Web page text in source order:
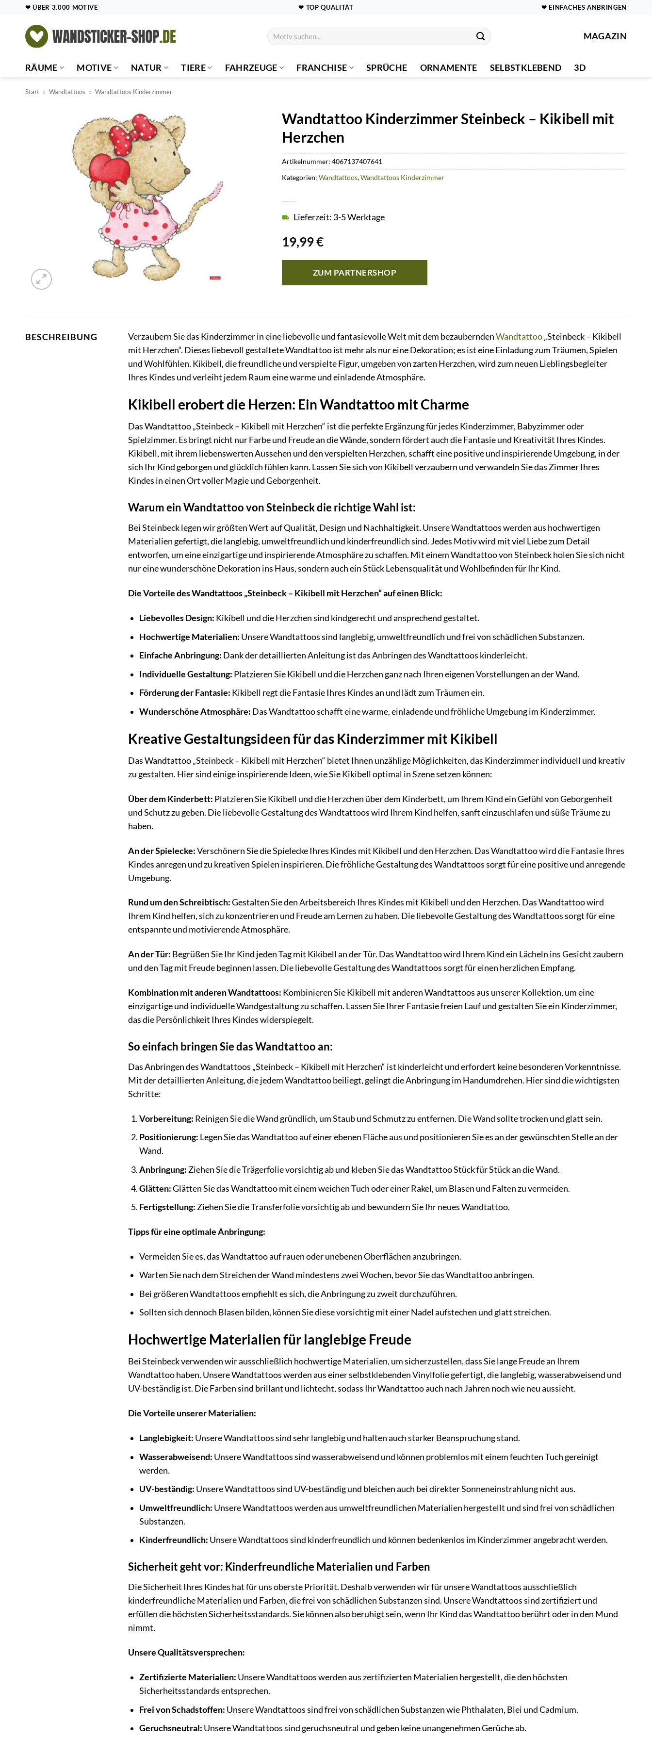
springen
❤ ÜBER 3.000 MOTIVE ❤ TOP QUALITÄT ❤ EINFACHES ANBRINGEN
Suchen
nach:
MAGAZIN
RÄUME MOTIVE NATUR TIERE FAHRZEUGE FRANCHISE SPRÜCHE ORNAMENTE SELBSTKLEBEND 3D
Start » Wandtattoos » Wandtattoos Kinderzimmer
Wandtattoo Kinderzimmer Steinbeck – Kikibell mit
Herzchen
19,99€
Lieferzeit: 3-5 Werktage
ZUM PARTNERSHOP
Artikelnummer:4067137407641
Kategorien:Wandtattoos,Wandtattoos Kinderzimmer
BESCHREIBUNG Verzaubern Sie das Kinderzimmer in eine liebevolle und fantasievolle Welt mit dem bezauberndenWandtattoo„Steinbeck – Kikibell
mit Herzchen“. Dieses liebevoll gestaltete Wandtattoo ist mehr als nur eine Dekoration; es ist eine Einladung zum Träumen, Spielen
und Wohlfühlen. Kikibell, die freundliche und verspielte Figur, umgeben von zarten Herzchen, wird zum neuen Lieblingsbegleiter
Ihres Kindes und verleiht jedem Raum eine warme und einladende Atmosphäre.
Kikibell erobert die Herzen: Ein Wandtattoo mit Charme
Das Wandtattoo „Steinbeck – Kikibell mit Herzchen“ ist die perfekte Ergänzung für jedes Kinderzimmer, Babyzimmer oder
Spielzimmer. Es bringt nicht nur Farbe und Freude an die Wände, sondern fördert auch die Fantasie und Kreativität Ihres Kindes.
Kikibell, mit ihrem liebenswerten Aussehen und den verspielten Herzchen, schafft eine positive und inspirierende Umgebung, in der
sich Ihr Kind geborgen und glücklich fühlen kann. Lassen Sie sich von Kikibell verzaubern und verwandeln Sie das Zimmer Ihres
Kindes in einen Ort voller Magie und Geborgenheit.
Warum ein Wandtattoo von Steinbeck die richtige Wahl ist:
Bei Steinbeck legen wir größten Wert auf Qualität, Design und Nachhaltigkeit. Unsere Wandtattoos werden aus hochwertigen
Materialien gefertigt, die langlebig, umweltfreundlich und kinderfreundlich sind. Jedes Motiv wird mit viel Liebe zum Detail
entworfen, um eine einzigartige und inspirierende Atmosphäre zu schaffen. Mit einem Wandtattoo von Steinbeck holen Sie sich nicht
nur eine wunderschöne Dekoration ins Haus, sondern auch ein Stück Lebensqualität und Wohlbefinden für Ihr Kind.
Die Vorteile des Wandtattoos „Steinbeck – Kikibell mit Herzchen“ auf einen Blick:
Liebevolles Design: Kikibell und die Herzchen sind kindgerecht und ansprechend gestaltet.
Hochwertige Materialien: Unsere Wandtattoos sind langlebig, umweltfreundlich und frei von schädlichen Substanzen.
Einfache Anbringung: Dank der detaillierten Anleitung ist das Anbringen des Wandtattoos kinderleicht.
Individuelle Gestaltung: Platzieren Sie Kikibell und die Herzchen ganz nach Ihren eigenen Vorstellungen an der Wand.
Förderung der Fantasie: Kikibell regt die Fantasie Ihres Kindes an und lädt zum Träumen ein.
Wunderschöne Atmosphäre: Das Wandtattoo schafft eine warme, einladende und fröhliche Umgebung im Kinderzimmer.
Kreative Gestaltungsideen für das Kinderzimmer mit Kikibell
Das Wandtattoo „Steinbeck – Kikibell mit Herzchen“ bietet Ihnen unzählige Möglichkeiten, das Kinderzimmer individuell und kreativ
zu gestalten. Hier sind einige inspirierende Ideen, wie Sie Kikibell optimal in Szene setzen können:
Über dem Kinderbett: Platzieren Sie Kikibell und die Herzchen über dem Kinderbett, um Ihrem Kind ein Gefühl von Geborgenheit
und Schutz zu geben. Die liebevolle Gestaltung des Wandtattoos wird Ihrem Kind helfen, sanft einzuschlafen und süße Träume zu
haben.
An der Spielecke:Verschönern Sie die Spielecke Ihres Kindes mit Kikibell und den Herzchen. Das Wandtattoo wird die Fantasie Ihres
Kindes anregen und zu kreativen Spielen inspirieren. Die fröhliche Gestaltung des Wandtattoos sorgt für eine positive und anregende
Umgebung.
Rund um den Schreibtisch:Gestalten Sie den Arbeitsbereich Ihres Kindes mit Kikibell und den Herzchen. Das Wandtattoo wird
Ihrem Kind helfen, sich zu konzentrieren und Freude am Lernen zu haben. Die liebevolle Gestaltung des Wandtattoos sorgt für eine
entspannte und motivierende Atmosphäre.
An der Tür: Begrüßen Sie Ihr Kind jeden Tag mit Kikibell an der Tür. Das Wandtattoo wird Ihrem Kind ein Lächeln ins Gesicht zaubern
und den Tag mit Freude beginnen lassen. Die liebevolle Gestaltung des Wandtattoos sorgt für einen herzlichen Empfang.
Kombination mit anderen Wandtattoos: Kombinieren Sie Kikibell mit anderen Wandtattoos aus unserer Kollektion, um eine
einzigartige und individuelle Wandgestaltung zu schaffen. Lassen Sie Ihrer Fantasie freien Lauf und gestalten Sie ein Kinderzimmer,
das die Persönlichkeit Ihres Kindes widerspiegelt.
So einfach bringen Sie das Wandtattoo an:
Das Anbringen des Wandtattoos „Steinbeck – Kikibell mit Herzchen“ ist kinderleicht und erfordert keine besonderen Vorkenntnisse.
Mit der detaillierten Anleitung, die jedem Wandtattoo beiliegt, gelingt die Anbringung im Handumdrehen. Hier sind die wichtigsten
Schritte:
Vorbereitung: Reinigen Sie die Wand gründlich, um Staub und Schmutz zu entfernen. Die Wand sollte trocken und glatt sein.
Positionierung: Legen Sie das Wandtattoo auf einer ebenen Fläche aus und positionieren Sie es an der gewünschten Stelle an der
Wand.
Anbringung: Ziehen Sie die Trägerfolie vorsichtig ab und kleben Sie das Wandtattoo Stück für Stück an die Wand.
Glätten:Glätten Sie das Wandtattoo mit einem weichen Tuch oder einer Rakel, um Blasen und Falten zu vermeiden.
Fertigstellung: Ziehen Sie die Transferfolie vorsichtig ab und bewundern Sie Ihr neues Wandtattoo.
Tipps für eine optimale Anbringung:
Vermeiden Sie es, das Wandtattoo auf rauen oder unebenen Oberflächen anzubringen.
Warten Sie nach dem Streichen der Wand mindestens zwei Wochen, bevor Sie das Wandtattoo anbringen.
Bei größeren Wandtattoos empfiehlt es sich, die Anbringung zu zweit durchzuführen.
Sollten sich dennoch Blasen bilden, können Sie diese vorsichtig mit einer Nadel aufstechen und glatt streichen.
Hochwertige Materialien für langlebige Freude
Bei Steinbeck verwenden wir ausschließlich hochwertige Materialien, um sicherzustellen, dass Sie lange Freude an Ihrem
Wandtattoo haben. Unsere Wandtattoos werden aus einer selbstklebenden Vinylfolie gefertigt, die langlebig, wasserabweisend und
UV-beständig ist. Die Farben sind brillant und lichtecht, sodass Ihr Wandtattoo auch nach Jahren noch wie neu aussieht.
Die Vorteile unserer Materialien:
Langlebigkeit: Unsere Wandtattoos sind sehr langlebig und halten auch starker Beanspruchung stand.
Wasserabweisend: Unsere Wandtattoos sind wasserabweisend und können problemlos mit einem feuchten Tuch gereinigt
werden.
UV-beständig: Unsere Wandtattoos sind UV-beständig und bleichen auch bei direkter Sonneneinstrahlung nicht aus.
Umweltfreundlich: Unsere Wandtattoos werden aus umweltfreundlichen Materialien hergestellt und sind frei von schädlichen
Substanzen.
Kinderfreundlich: Unsere Wandtattoos sind kinderfreundlich und können bedenkenlos im Kinderzimmer angebracht werden.
Sicherheit geht vor: Kinderfreundliche Materialien und Farben
Die Sicherheit Ihres Kindes hat für uns oberste Priorität. Deshalb verwenden wir für unsere Wandtattoos ausschließlich
kinderfreundliche Materialien und Farben, die frei von schädlichen Substanzen sind. Unsere Wandtattoos sind zertifiziert und
erfüllen die höchsten Sicherheitsstandards. Sie können also beruhigt sein, wenn Ihr Kind das Wandtattoo berührt oder in den Mund
nimmt.
Unsere Qualitätsversprechen:
Zertifizierte Materialien: Unsere Wandtattoos werden aus zertifizierten Materialien hergestellt, die den höchsten
Sicherheitsstandards entsprechen.
Frei von Schadstoffen: Unsere Wandtattoos sind frei von schädlichen Substanzen wie Phthalaten, Blei und Cadmium.
Geruchsneutral: Unsere Wandtattoos sind geruchsneutral und geben keine unangenehmen Gerüche ab.